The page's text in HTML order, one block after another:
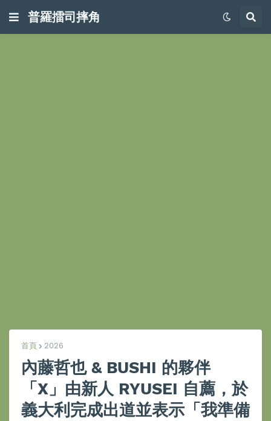
普羅擂司摔角
首頁 2026
內藤哲也 & BUSHI 的夥伴
「X」由新人 RYUSEI 自薦，於
義大利完成出道並表示「我準備